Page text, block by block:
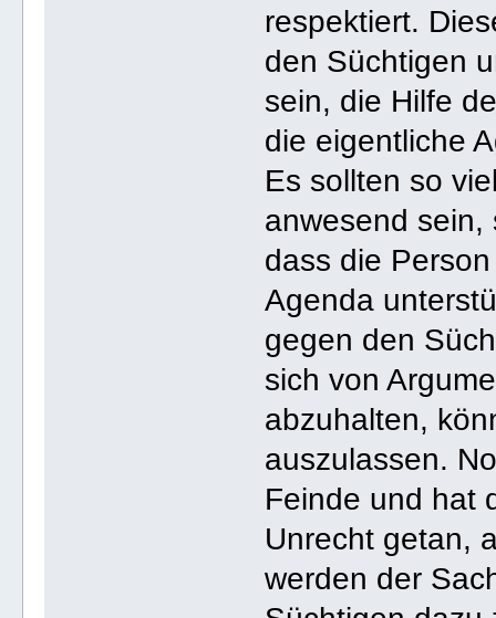
respektiert.
den Süchtigen
sein, die Hilfe
die eigentliche
Es sollten so
anwesend sein,
dass die
Agenda
gegen den
sich von
abzuhalten,
auszulassen.
Feinde und hat
Unrecht getan,
werden der